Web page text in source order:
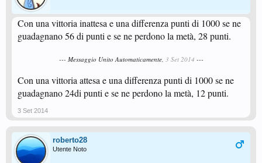
Con una vittoria inattesa e una differenza punti di 1000 se ne
guadagnano 56 di punti e se ne perdono la metà, 28 punti.
--- Messaggio Unito Automaticamente, 3 Set 2014 ---
Con una vittoria attesa e una differenza punti di 1000 se ne
guadagnano 24di punti e se ne perdono la metà, 12 punti.
3 Set 2014
roberto28
Utente Noto